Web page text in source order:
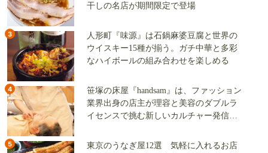
干しの名店が期間限定で登場
3
人形町『味源』は石鍋麻婆豆腐と世界の
ウイスキー15種が揃う。ガチ中華と多彩
なハイボールの組み合わせを楽しめる
4
笹塚の床屋『handsam』は、ファッション
業界出身の店主が理容と美容のダブルラ
イセンスで挑む新しいカルチャー発信基
5
東京のうなぎ屋12選 気軽に入れるお店